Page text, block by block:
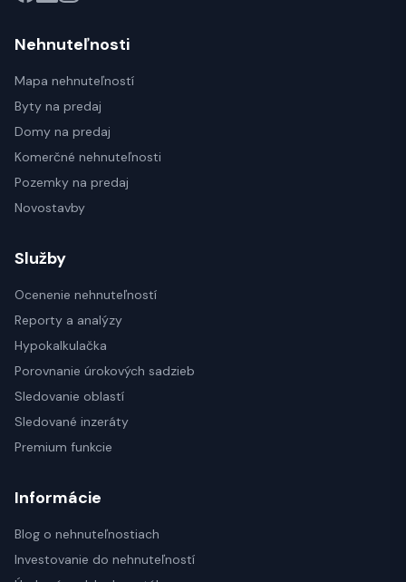
Nehnuteľnosti
Mapa nehnuteľností
Byty na predaj
Domy na predaj
Komerčné nehnuteľnosti
Pozemky na predaj
Novostavby
Služby
Ocenenie nehnuteľností
Reporty a analýzy
Hypokalkulačka
Porovnanie úrokových sadzieb
Sledovanie oblastí
Sledované inzeráty
Premium funkcie
Informácie
Blog o nehnuteľnostiach
Investovanie do nehnuteľností